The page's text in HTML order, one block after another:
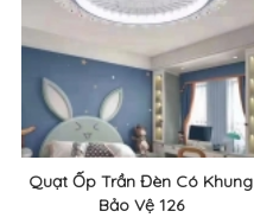
Quạt Ốp Trần Đèn Có Khung
Bảo Vệ 126